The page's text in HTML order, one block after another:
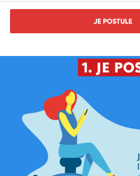
JE POSTULE